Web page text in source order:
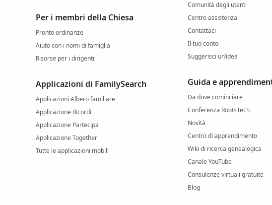
Per i membri della Chiesa
Pronto ordinanze
Aiuto con i nomi di famiglia
Risorse per i dirigenti
Applicazioni di FamilySearch
Applicazioni Albero familiare
Applicazione Ricordi
Applicazione Partecipa
Applicazione Together
Tutte le applicazioni mobili
Comunità degli utenti
Centro assistenza
Contattaci
Il tuo conto
Suggerisci un’idea
Guida e
Da dove cominciare
Conferenza RootsTech
Novità
Centro di apprendimento
Wiki di ricerca genealogica
Canale YouTube
Consulenze virtuali gratuite
Blog